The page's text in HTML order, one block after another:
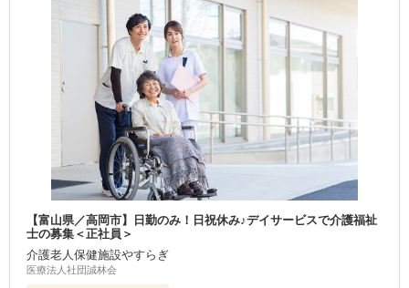
【富山県／高岡市】日勤のみ！日祝休み♪デイサービスで介護福祉
士の募集＜正社員＞
介護老人保健施設やすらぎ
医療法人社団誠林会